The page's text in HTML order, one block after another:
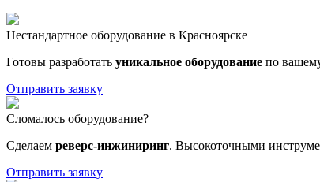
Нестандартное оборудование в Красноярске
Готовы разработать уникальное оборудование по
Отправить заявку
Сломалось оборудование?
Сделаем реверс-инжиниринг. Высокоточными
Отправить заявку